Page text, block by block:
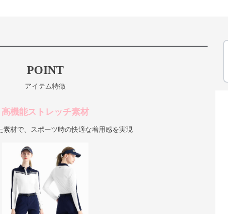
POINT
アイテム特徴
高機能ストレッチ素材
素材で、スポーツ時の快適な着用感を実現